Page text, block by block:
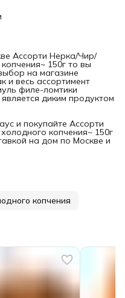
Ассорти Нерка/Чир/
150г то вы
на магазине
и весь ассортимент
филе-ломтики
диким продуктом
и покупайте Ассорти
копчения~ 150г
на дом по Москве и
копчения